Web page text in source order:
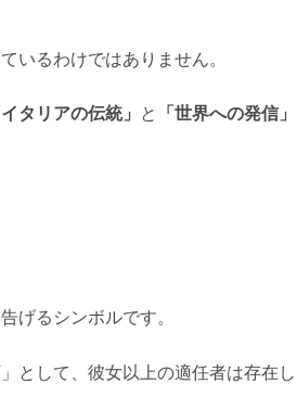
いるわけではありません。
イタリアの伝統」 と
「世界への発信」
げるシンボルです。
として、彼女以上の適任者は存在し